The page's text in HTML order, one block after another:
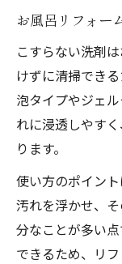
お風呂リフォー
こすらない洗剤
けずに清掃でき
泡タイプやジェ
れに浸透しやす
ります。
使い方のポイン
汚れを浮かせ、
分なことが多い
できるため、リ